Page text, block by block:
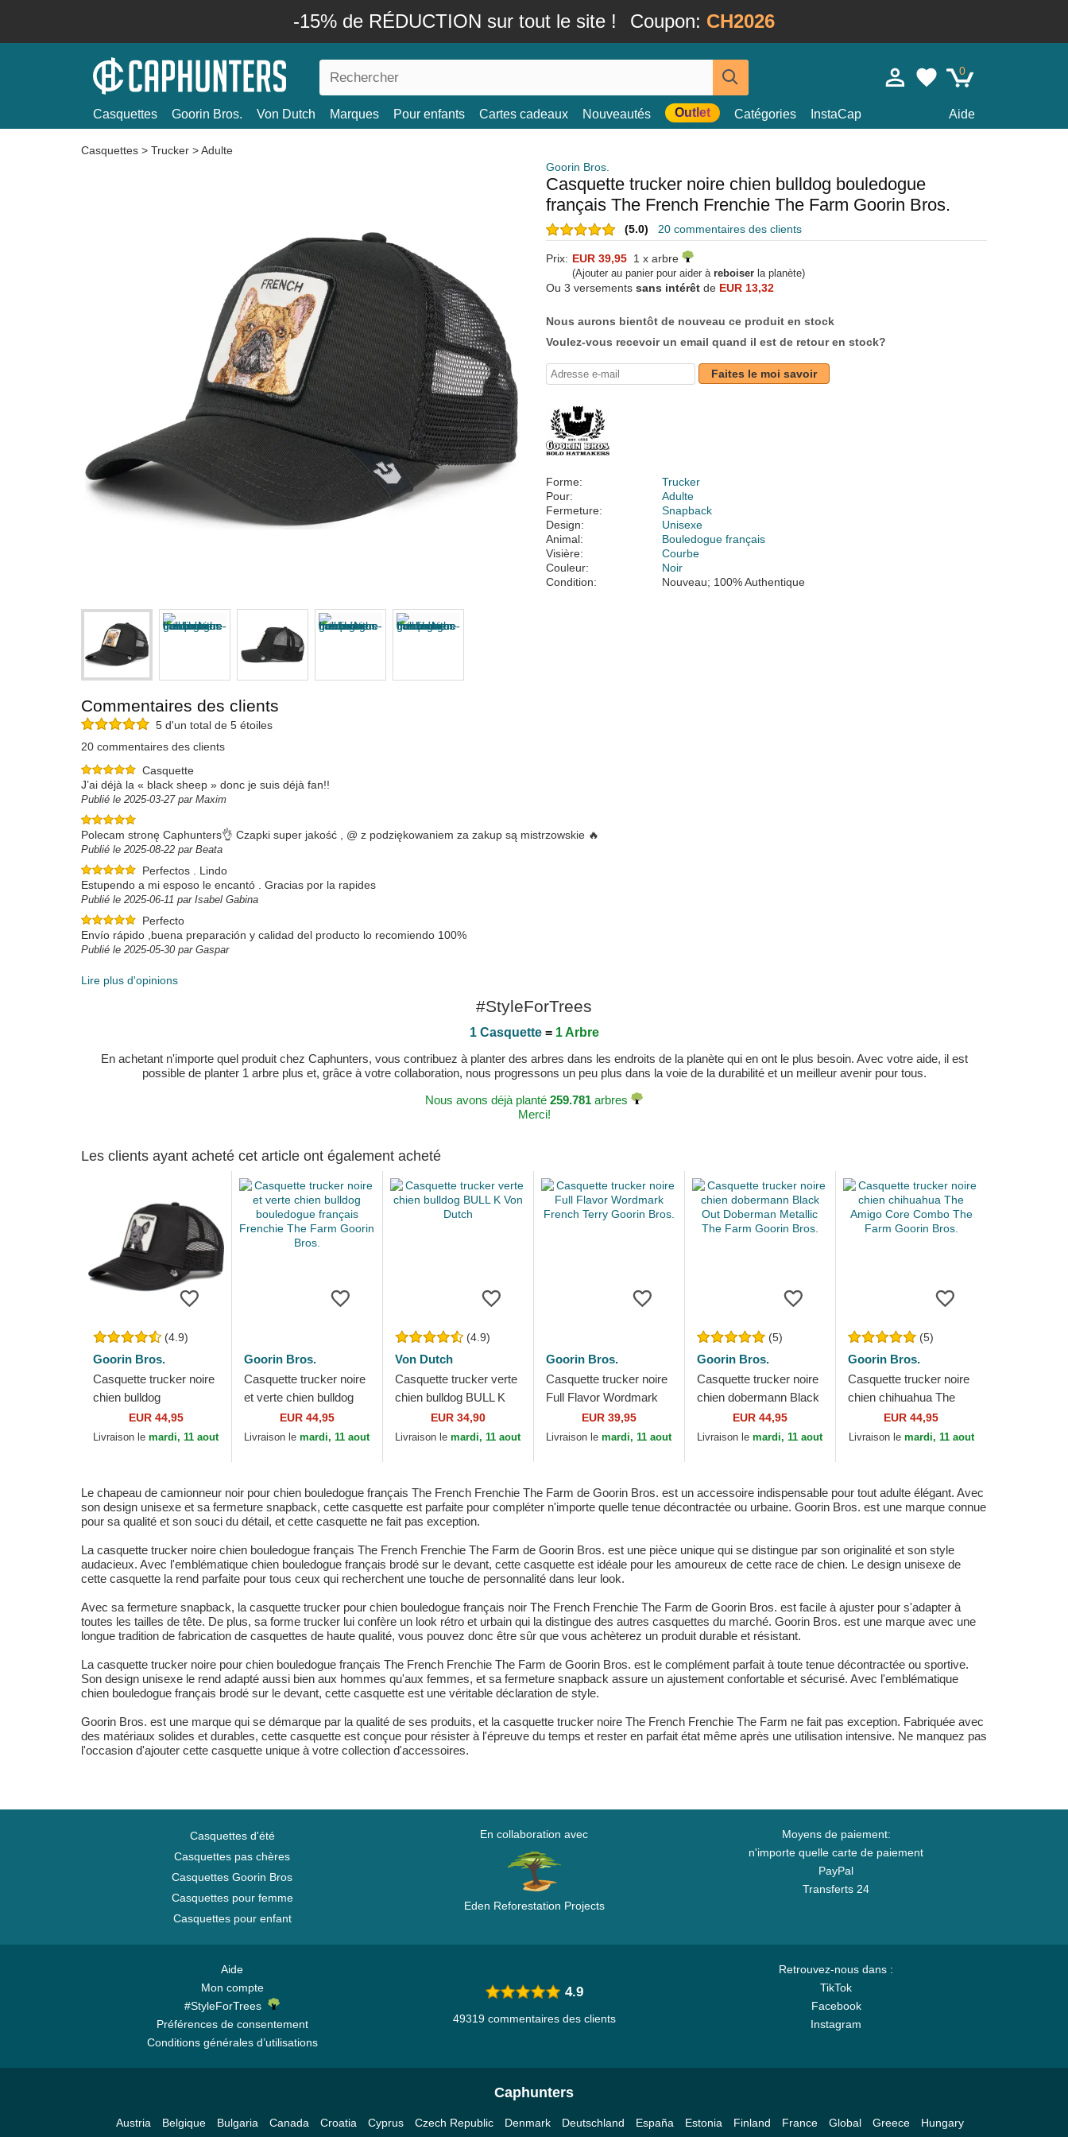
-15% de RÉDUCTION sur tout le site ! Coupon: CH2026
0
Casquettes Goorin Bros. Von Dutch Marques Pour enfants Cartes cadeaux Nouveautés Outlet Catégories InstaCap Aide
Casquettes > Trucker >Adulte
Goorin Bros.
Casquette trucker noire chien bulldog bouledogue
français The French Frenchie The Farm Goorin Bros.
(5.0) 20 commentaires des clients
Prix: EUR 39,95 1 x arbre
(Ajouter au panier pour aider à reboiser la planète)
Ou 3 versements sans intérêt de EUR 13,32
Nous aurons bientôt de nouveau ce produit en stock
Voulez-vous recevoir un email quand il est de retour en stock?
Faites le moi savoir
Forme:
Trucker
Pour:
Adulte
Fermeture:
Snapback
Design:
Unisexe
Animal:
Bouledogue français
Visière:
Courbe
Couleur:
Noir
Condition:
Nouveau; 100% Authentique
Commentaires des clients
5 d'un total de 5 étoiles
20 commentaires des clients
Casquette
J’ai déjà la « black sheep » donc je suis déjà fan!!
Publié le 2025-03-27 par Maxim
Polecam stronę Caphunters👌 Czapki super jakość , @ z podziękowaniem za zakup są mistrzowskie 🔥
Publié le 2025-08-22 par Beata
Perfectos . Lindo
Estupendo a mi esposo le encantó . Gracias por la rapides
Publié le 2025-06-11 par Isabel Gabina
Perfecto
Envío rápido ,buena preparación y calidad del producto lo recomiendo 100%
Publié le 2025-05-30 par Gaspar
Lire plus d'opinions
#StyleForTrees
1 Casquette= 1 Arbre
En achetant n'importe quel produit chez Caphunters, vous contribuez à planter des arbres dans les endroits de la planète qui en ont le plus besoin. Avec votre aide, il est
possible de planter 1 arbre plus et, grâce à votre collaboration, nous progressons un peu plus dans la voie de la durabilité et un meilleur avenir pour tous.
Nous avons déjà planté 259.781 arbres
Merci!
Les clients ayant acheté cet article ont également acheté
(4.9)
Goorin Bros.
Casquette trucker noire
chien bulldog
bouledogue français
Frenchie The Farm
EUR 44,95
Livraison lemardi, 11 aout
Goorin Bros.
Casquette trucker noire
et verte chien bulldog
bouledogue français
Frenchie The Farm
EUR 44,95
Livraison lemardi, 11 aout
(4.9)
Von Dutch
Casquette trucker verte
chien bulldog BULL K
Von DutchEUR 34,90
Livraison lemardi, 11 aout
Goorin Bros.
Casquette trucker noire
Full Flavor Wordmark
French Terry Goorin
Bros.
EUR 39,95
Livraison lemardi, 11 aout
(5)
Goorin Bros.
Casquette trucker noire
chien dobermann Black
Out Doberman Metallic
The Farm Goorin Bros.
EUR 44,95
Livraison lemardi, 11 aout
(5)
Goorin Bros.
Casquette trucker noire
chien chihuahua The
Amigo Core Combo The
Farm Goorin Bros.
EUR 44,95
Livraison le mardi, 11 aout
Le chapeau de camionneur noir pour chien bouledogue français The French Frenchie The Farm de Goorin Bros. est un accessoire indispensable pour tout adulte élégant. Avec
son design unisexe et sa fermeture snapback, cette casquette est parfaite pour compléter n'importe quelle tenue décontractée ou urbaine. Goorin Bros. est une marque connue
pour sa qualité et son souci du détail, et cette casquette ne fait pas exception.
La casquette trucker noire chien bouledogue français The French Frenchie The Farm de Goorin Bros. est une pièce unique qui se distingue par son originalité et son style
audacieux. Avec l'emblématique chien bouledogue français brodé sur le devant, cette casquette est idéale pour les amoureux de cette race de chien. Le design unisexe de
cette casquette la rend parfaite pour tous ceux qui recherchent une touche de personnalité dans leur look.
Avec sa fermeture snapback, la casquette trucker pour chien bouledogue français noir The French Frenchie The Farm de Goorin Bros. est facile à ajuster pour s'adapter à
toutes les tailles de tête. De plus, sa forme trucker lui confère un look rétro et urbain qui la distingue des autres casquettes du marché. Goorin Bros. est une marque avec une
longue tradition de fabrication de casquettes de haute qualité, vous pouvez donc être sûr que vous achèterez un produit durable et résistant.
La casquette trucker noire pour chien bouledogue français The French Frenchie The Farm de Goorin Bros. est le complément parfait à toute tenue décontractée ou sportive.
Son design unisexe le rend adapté aussi bien aux hommes qu'aux femmes, et sa fermeture snapback assure un ajustement confortable et sécurisé. Avec l'emblématique
chien bouledogue français brodé sur le devant, cette casquette est une véritable déclaration de style.
Goorin Bros. est une marque qui se démarque par la qualité de ses produits, et la casquette trucker noire The French Frenchie The Farm ne fait pas exception. Fabriquée avec
des matériaux solides et durables, cette casquette est conçue pour résister à l'épreuve du temps et rester en parfait état même après une utilisation intensive. Ne manquez pas
l'occasion d'ajouter cette casquette unique à votre collection d'accessoires.
Casquettes d'été
Casquettes pas chères
Casquettes Goorin Bros
Casquettes pour femme
Casquettes pour enfant
En collaboration avec
Eden Reforestation Projects
Moyens de paiement:
n'importe quelle carte de paiement
PayPal
Transferts 24
Aide
Mon compte
#StyleForTrees
Préférences de consentement
Conditions générales d’utilisations
Retrouvez-nous dans :
TikTok
Facebook
Instagram
4.9
49319 commentaires des clients
Caphunters
Austria Belgique Bulgaria Canada Croatia Cyprus Czech Republic Denmark Deutschland España Estonia Finland France Global Greece
Hungary